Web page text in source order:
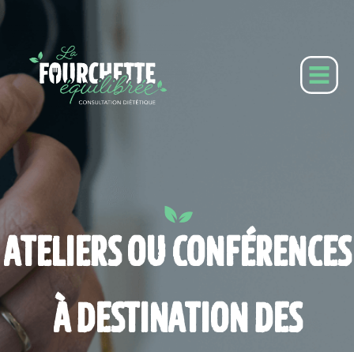
ATELIERS OU CONFÉRENCES
À DESTINATION DES